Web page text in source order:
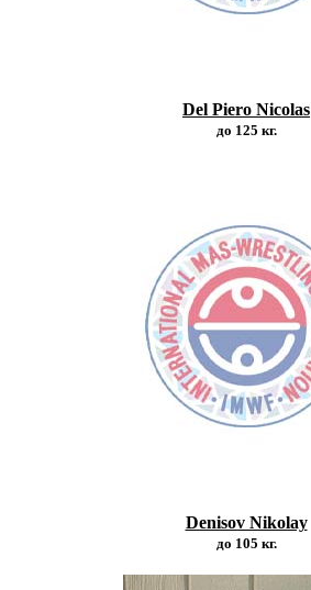
Del Piero Nicolas
до 125 кг.
Denisov Nikolay
до 105 кг.